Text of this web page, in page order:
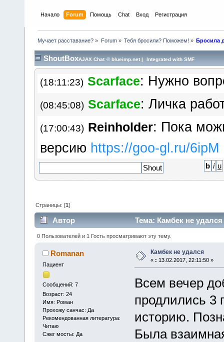
Начало Forum Помощь Chat Вход Регистрация
Мучает расставание? » Forum» Тебя бросили? Поможем! » Бросила
ShoutBoxAJAX Chat ©blueimp.net | Integrated with SMF
пропадать.
(18:10:56) Scarface:
составляет 50%: либо
(18:11:23) Scarface: Нужно
(08:45:08) Scarface: Личка
(17:00:43) Reinholder: Пока
версию https://goo​-gl.ru/6ipM
Страницы: [1]
Автор Тема: Камбек не
0 Пользователей и 1 Гость просматривают эту тему.
Romanan
Пациент
Сообщений: 7
Возраст: 24
Имя: Роман
Прохожу санчас: Да
Рекомендованная литература:
Читаю
Сжег мосты: Да
Камбек не удался
« : 13.02.2017, 22:11:50 »
Всем вечер
продлились 3
историю.
Была